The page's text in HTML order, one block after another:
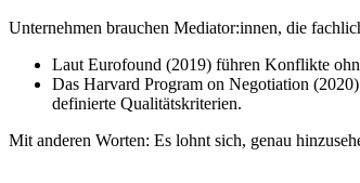
Unternehmen brauchen Mediator:innen, die
Laut Eurofound (2019) führen Konflikte
Das Harvard Program on Negotiation
definierte Qualitätskriterien.
Mit anderen Worten: Es lohnt sich, genau